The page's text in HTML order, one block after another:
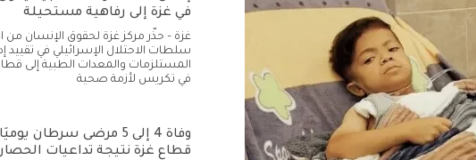
في غزة إلى رفاهية مستحيلة
غزة – حذّر مركز غزة لحقوق الإنسان من
سلطات الاحتلال الإسرائيلي في تقييد
المستلزمات والمعدات الطبية إلى
في تكريس لأزمة صحية
وفاة 4 إلى 5 مرضى سرطان
قطاع غزة نتيجة تداعيات الحصار